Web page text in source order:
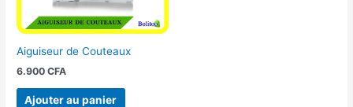
Aiguiseur de Couteaux
6.900CFA
Ajouter au panier